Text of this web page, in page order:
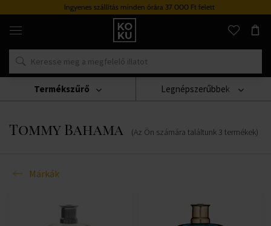
Ingyenes szállítás minden órára 37 000 Ft felett
Eredeti
parfümök
órák
egy
Márkák Tommy Bahama
Tommy Bahama (Az Ön számára találtunk 3 termékek)
Legnépszerűbbek
Márkák
Termékszűrő